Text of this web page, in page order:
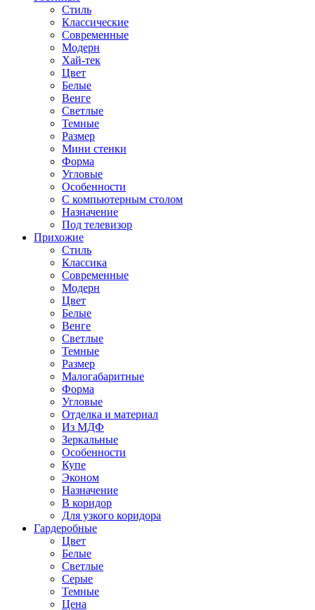
Стиль
Классические
Современные
Модерн
Хай-тек
Цвет
Белые
Венге
Светлые
Темные
Размер
Мини стенки
Форма
Угловые
Особенности
С компьютерным столом
Назначение
Под телевизор
Прихожие
Стиль
Классика
Современные
Модерн
Цвет
Белые
Венге
Светлые
Темные
Размер
Малогабаритные
Форма
Угловые
Отделка и материал
Из МДФ
Зеркальные
Особенности
Купе
Эконом
Назначение
В коридор
Для узкого коридора
Гардеробные
Цвет
Белые
Светлые
Серые
Темные
Цена